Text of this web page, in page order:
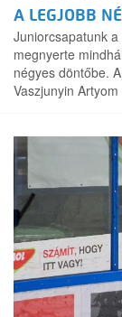
A LEGJOBB
Juniorcsapatunk
megnyerte
négyes döntőbe.
Vaszjunyin